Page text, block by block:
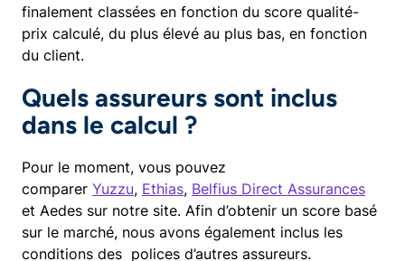
finalement classées en fonction du score qualité-
prix calculé, du plus élevé au plus bas, en fonction
du client.​
Quels assureurs sont inclus
dans le calcul ?
Pour le moment, vous pouvez
comparer Yuzzu, Ethias, Belfius Direct Assurances
et Aedes sur notre site. Afin d’obtenir un score basé
sur le marché, nous avons également inclus les
conditions des polices d’autres assureurs.